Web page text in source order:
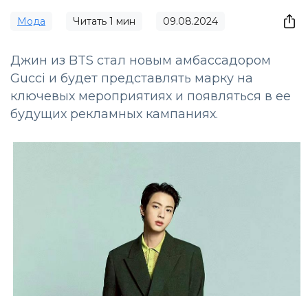
Мода Читать 1 мин 09.08.2024
Джин из BTS стал новым амбассадором
Gucci и будет представлять марку на
ключевых мероприятиях и появляться в ее
будущих рекламных кампаниях.